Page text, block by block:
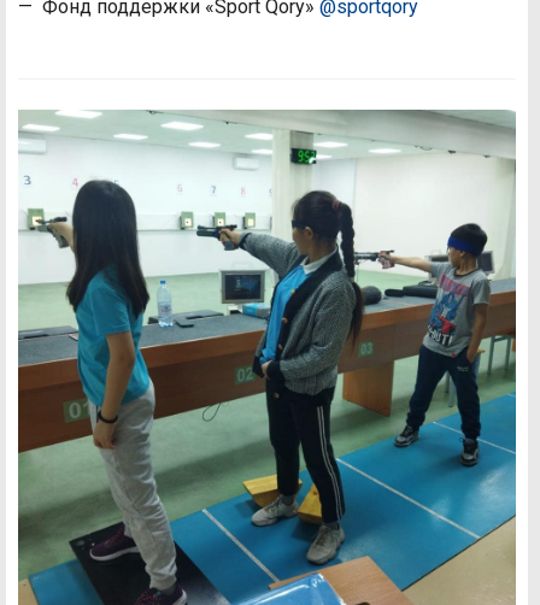
— Фонд поддержки «Sport Qory» @sportqory